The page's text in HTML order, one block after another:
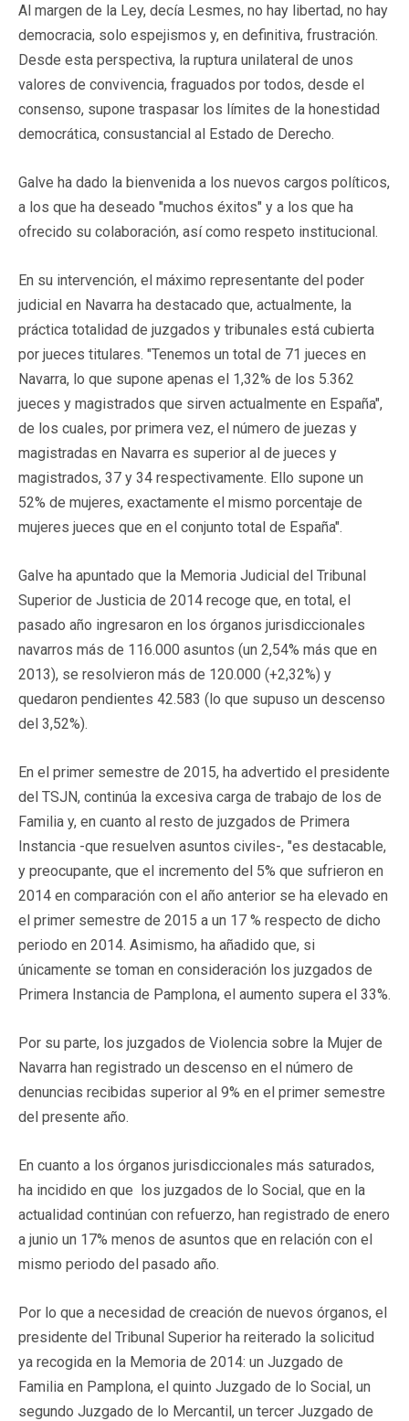
Al margen de la Ley, decía Lesmes, no hay libertad, no hay
democracia, solo espejismos y, en definitiva, frustración.
Desde esta perspectiva, la ruptura unilateral de unos
valores de convivencia, fraguados por todos, desde el
consenso, supone traspasar los límites de la honestidad
democrática, consustancial al Estado de Derecho.
Galve ha dado la bienvenida a los nuevos cargos políticos,
a los que ha deseado "muchos éxitos" y a los que ha
ofrecido su colaboración, así como respeto institucional.
En su intervención, el máximo representante del poder
judicial en Navarra ha destacado que, actualmente, la
práctica totalidad de juzgados y tribunales está cubierta
por jueces titulares. "Tenemos un total de 71 jueces en
Navarra, lo que supone apenas el 1,32% de los 5.362
jueces y magistrados que sirven actualmente en España",
de los cuales, por primera vez, el número de juezas y
magistradas en Navarra es superior al de jueces y
magistrados, 37 y 34 respectivamente. Ello supone un
52% de mujeres, exactamente el mismo porcentaje de
mujeres jueces que en el conjunto total de España".
Galve ha apuntado que la Memoria Judicial del Tribunal
Superior de Justicia de 2014 recoge que, en total, el
pasado año ingresaron en los órganos jurisdiccionales
navarros más de 116.000 asuntos (un 2,54% más que en
2013), se resolvieron más de 120.000 (+2,32%) y
quedaron pendientes 42.583 (lo que supuso un descenso
del 3,52%).
En el primer semestre de 2015, ha advertido el presidente
del TSJN, continúa la excesiva carga de trabajo de los de
Familia y, en cuanto al resto de juzgados de Primera
Instancia -que resuelven asuntos civiles-, "es destacable,
y preocupante, que el incremento del 5% que sufrieron en
2014 en comparación con el año anterior se ha elevado en
el primer semestre de 2015 a un 17 % respecto de dicho
periodo en 2014. Asimismo, ha añadido que, si
únicamente se toman en consideración los juzgados de
Primera Instancia de Pamplona, el aumento supera el 33%.
Por su parte, los juzgados de Violencia sobre la Mujer de
Navarra han registrado un descenso en el número de
denuncias recibidas superior al 9% en el primer semestre
del presente año.
En cuanto a los órganos jurisdiccionales más saturados,
ha incidido en que los juzgados de lo Social, que en la
actualidad continúan con refuerzo, han registrado de enero
a junio un 17% menos de asuntos que en relación con el
mismo periodo del pasado año.
Por lo que a necesidad de creación de nuevos órganos, el
presidente del Tribunal Superior ha reiterado la solicitud
ya recogida en la Memoria de 2014: un Juzgado de
Familia en Pamplona, el quinto Juzgado de lo Social, un
segundo Juzgado de lo Mercantil, un tercer Juzgado de